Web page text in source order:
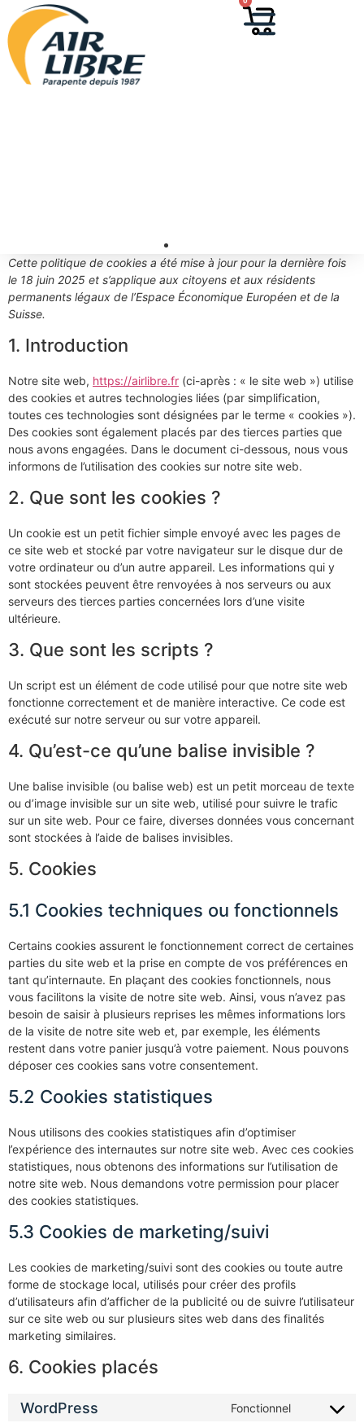
Cette politique de cookies a été mise à jour pour la dernière fois
le 18 juin 2025 et s’applique aux citoyens et aux résidents
permanents légaux de l’Espace Économique Européen et de la
Suisse.
1. Introduction
Notre site web, https://airlibre.fr (ci-après : « le site web ») utilise
des cookies et autres technologies liées (par simplification,
toutes ces technologies sont désignées par le terme « cookies »).
Des cookies sont également placés par des tierces parties que
nous avons engagées. Dans le document ci-dessous, nous vous
informons de l’utilisation des cookies sur notre site web.
2. Que sont les cookies ?
Un cookie est un petit fichier simple envoyé avec les pages de
ce site web et stocké par votre navigateur sur le disque dur de
votre ordinateur ou d’un autre appareil. Les informations qui y
sont stockées peuvent être renvoyées à nos serveurs ou aux
serveurs des tierces parties concernées lors d’une visite
ultérieure.
3. Que sont les scripts ?
Un script est un élément de code utilisé pour que notre site web
fonctionne correctement et de manière interactive. Ce code est
exécuté sur notre serveur ou sur votre appareil.
4. Qu’est-ce qu’une balise invisible ?
Une balise invisible (ou balise web) est un petit morceau de texte
ou d’image invisible sur un site web, utilisé pour suivre le trafic
sur un site web. Pour ce faire, diverses données vous concernant
sont stockées à l’aide de balises invisibles.
5. Cookies
5.1 Cookies techniques ou fonctionnels
Certains cookies assurent le fonctionnement correct de certaines
parties du site web et la prise en compte de vos préférences en
tant qu’internaute. En plaçant des cookies fonctionnels, nous
vous facilitons la visite de notre site web. Ainsi, vous n’avez pas
besoin de saisir à plusieurs reprises les mêmes informations lors
de la visite de notre site web et, par exemple, les éléments
restent dans votre panier jusqu’à votre paiement. Nous pouvons
déposer ces cookies sans votre consentement.
5.2 Cookies statistiques
Nous utilisons des cookies statistiques afin d’optimiser
l’expérience des internautes sur notre site web. Avec ces cookies
statistiques, nous obtenons des informations sur l’utilisation de
notre site web. Nous demandons votre permission pour placer
des cookies statistiques.
5.3 Cookies de marketing/suivi
Les cookies de marketing/suivi sont des cookies ou toute autre
forme de stockage local, utilisés pour créer des profils
d’utilisateurs afin d’afficher de la publicité ou de suivre l’utilisateur
sur ce site web ou sur plusieurs sites web dans des finalités
marketing similaires.
6. Cookies placés
WordPress Fonctionnel